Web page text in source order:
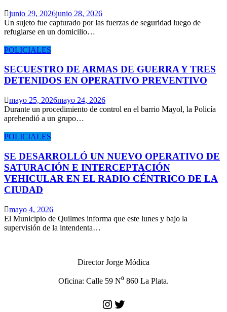
junio 29, 2026junio 28, 2026
Un sujeto fue capturado por las fuerzas de seguridad luego de
refugiarse en un domicilio…
POLICIALES
SECUESTRO DE ARMAS DE GUERRA Y TRES
DETENIDOS EN OPERATIVO PREVENTIVO
mayo 25, 2026mayo 24, 2026
Durante un procedimiento de control en el barrio Mayol, la Policía
aprehendió a un grupo…
POLICIALES
SE DESARROLLÓ UN NUEVO OPERATIVO DE
SATURACIÓN E INTERCEPTACIÓN
VEHICULAR EN EL RADIO CÉNTRICO DE LA
CIUDAD
mayo 4, 2026
El Municipio de Quilmes informa que este lunes y bajo la
supervisión de la intendenta…
Director Jorge Módica
Oficina: Calle 59 N⁰ 860 La Plata.
Instagram
Twitter